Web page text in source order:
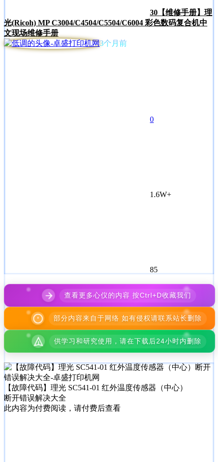
30 【维修手册】理
光(Ricoh) MP C3004/C4504/C5504/C6004 彩色数码复合机中
文现场维修手册
3个月前
0
1.6W+
85
查看更多心仪的内容 按Ctrl+D收藏我们
部分内容来自于网络 如有侵权请联系站长删除
供学习和研究使用，请在下载后24小时内删除
【故障代码】理光 SC541-01 红外温度传感器（中心）
断开错误解决大全
此内容为付费阅读，请付费后查看